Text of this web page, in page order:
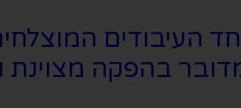
העיבודים
בהפקה מצוינת